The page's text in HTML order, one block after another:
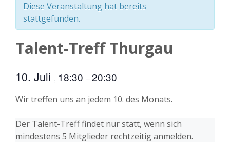
Diese Veranstaltung hat bereits
stattgefunden.
Talent-Treff Thurgau
10. Juli , 18:30 –20:30
Wir treffen uns an jedem 10. des Monats.
Der Talent-Treff findet nur statt, wenn sich
mindestens 5 Mitglieder rechtzeitig anmelden.